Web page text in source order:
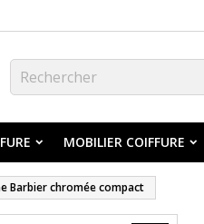
MOBILIER COIFFURE
Barbier chromée compact